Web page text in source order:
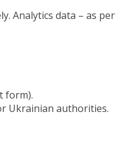
Analytics data – as per
form).
Ukrainian authorities.